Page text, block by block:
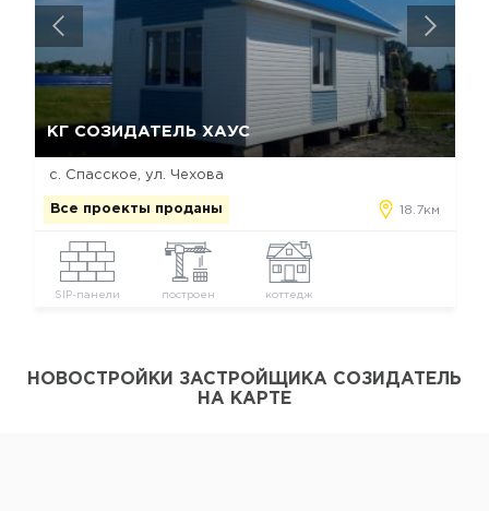
КГ СОЗИДАТЕЛЬ ХАУС
с. Спасское, ул. Чехова
Все проекты проданы 18.7км
SIP-панели построен коттедж
Отмена
НОВОСТРОЙКИ ЗАСТРОЙЩИКА СОЗИДАТЕЛЬ
НА КАРТЕ